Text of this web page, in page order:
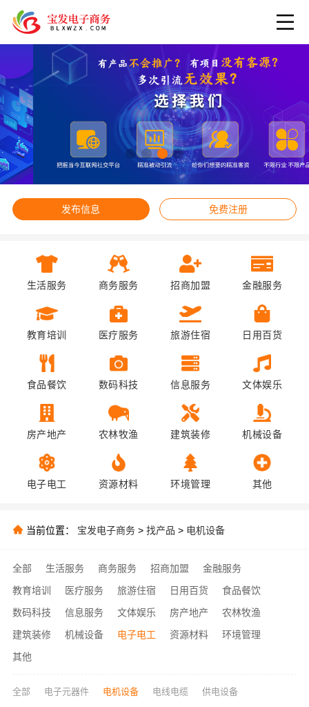
发布信息 免费注册
生活服务 商务服务 招商加盟 金融服务
教育培训 医疗服务 旅游住宿 日用百货
食品餐饮 数码科技 信息服务 文体娱乐
房产地产 农林牧渔 建筑装修 机械设备
电子电工 资源材料 环境管理 其他
当前位置： 宝发电子商务 > 找产品 > 电机设备
全部 生活服务 商务服务 招商加盟
金融服务
教育培训
医疗服务 旅游住宿 日用百货
食品餐饮
数码科技
信息服务 文体娱乐 房产地产
农林牧渔
建筑装修
机械设备 电子电工 资源材料
环境管理
其他
全部 电子元器件 电机设备 电线电缆 供电设备